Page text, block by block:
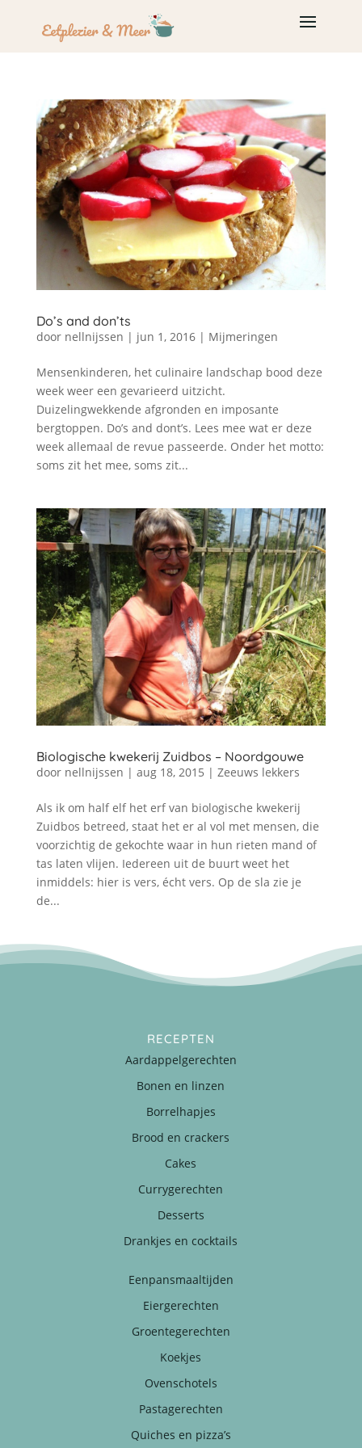
Do’s and don’ts
door nellnijssen | jun 1, 2016| Mijmeringen
Mensenkinderen, het culinaire landschap bood deze
week weer een gevarieerd uitzicht.
Duizelingwekkende afgronden en imposante
bergtoppen. Do’s and dont’s. Lees mee wat er deze
week allemaal de revue passeerde. Onder het motto:
soms zit het mee, soms zit...
Biologische kwekerij Zuidbos – Noordgouwe
door nellnijssen | aug 18, 2015 | Zeeuws lekkers
Als ik om half elf het erf van biologische kwekerij
Zuidbos betreed, staat het er al vol met mensen, die
voorzichtig de gekochte waar in hun rieten mand of
tas laten vlijen. Iedereen uit de buurt weet het
inmiddels: hier is vers, écht vers. Op de sla zie je
de...
RECEPTEN
Aardappelgerechten
Bonen en linzen
Borrelhapjes
Brood en crackers
Cakes
Currygerechten
Desserts
Drankjes en cocktails
Eenpansmaaltijden
Eiergerechten
Groentegerechten
Koekjes
Ovenschotels
Pastagerechten
Quiches en pizza’s